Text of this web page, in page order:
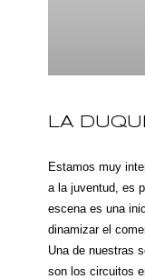
LA
Estamos muy
a la juventud, es
escena es una
dinamizar el
Una de nuestras
son los circuitos